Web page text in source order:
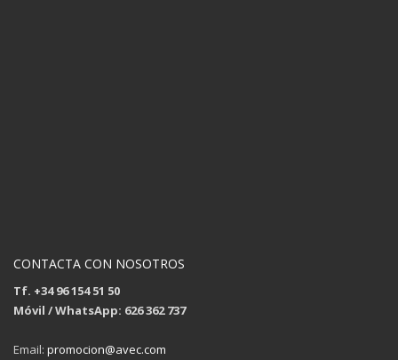
CONTACTA CON NOSOTROS
Tf. +34 96 154 51 50
Móvil / WhatsApp: 626 362 737
Email: promocion@avec.com